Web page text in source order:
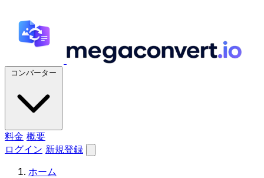
コンバーター
料金 概要
ログイン 新規登録
ホーム